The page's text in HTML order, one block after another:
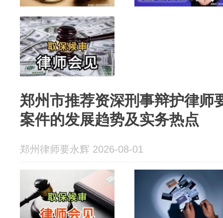
郑州市推荐资深刑事辩护律师
案件的发展趋势及实务热点
郑州律师要永辉 2026-08-01